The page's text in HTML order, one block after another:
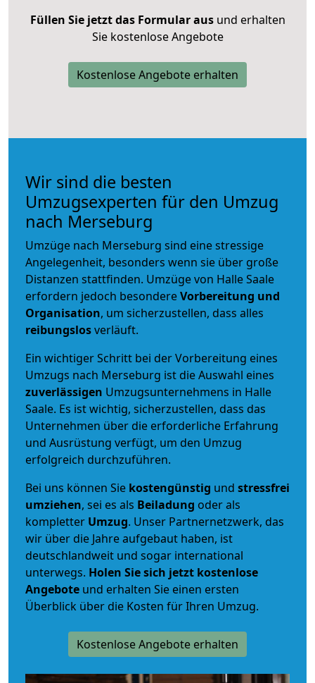
Füllen Sie jetzt das Formular ausund erhalten
Sie kostenlose Angebote
Kostenlose Angebote erhalten
Wir sind die besten
Umzugsexperten für den Umzug
nach Merseburg
Umzüge nach Merseburg sind eine stressige
Angelegenheit, besonders wenn sie über große
Distanzen stattfinden. Umzüge von Halle Saale
erfordern jedoch besondereVorbereitung und
Organisation, um sicherzustellen, dass alles
reibungslosverläuft.
Ein wichtiger Schritt bei der Vorbereitung eines
Umzugs nach Merseburg ist die Auswahl eines
zuverlässigen Umzugsunternehmens in Halle
Saale. Es ist wichtig, sicherzustellen, dass das
Unternehmen über die erforderliche Erfahrung
und Ausrüstung verfügt, um den Umzug
erfolgreich durchzuführen.
Bei uns können Sie kostengünstig und stressfrei
umziehen, sei es als Beiladung oder als
kompletter Umzug. Unser Partnernetzwerk, das
wir über die Jahre aufgebaut haben, ist
deutschlandweit und sogar international
unterwegs. Holen Sie sich jetzt kostenlose
Angebote und erhalten Sie einen ersten
Überblick über die Kosten für Ihren Umzug.
Kostenlose Angebote erhalten